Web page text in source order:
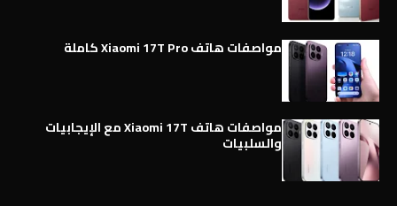
مواصفات هاتف Xiaomi 17T Pro كاملة
مواصفات هاتف Xiaomi 17T مع الإيجابيات
والسلبيات